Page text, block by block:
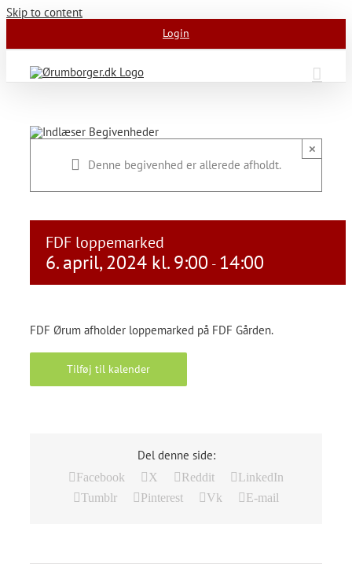
Skip to content
Login
Denne begivenhed er allerede afholdt.
×
FDF loppemarked
6. april, 2024 kl. 9:00 - 14:00
FDF Ørum afholder loppemarked på FDF Gården.
Tilføj til kalender
Del denne side:
Facebook X Reddit
LinkedIn
Tumblr
Pinterest Vk E-mail